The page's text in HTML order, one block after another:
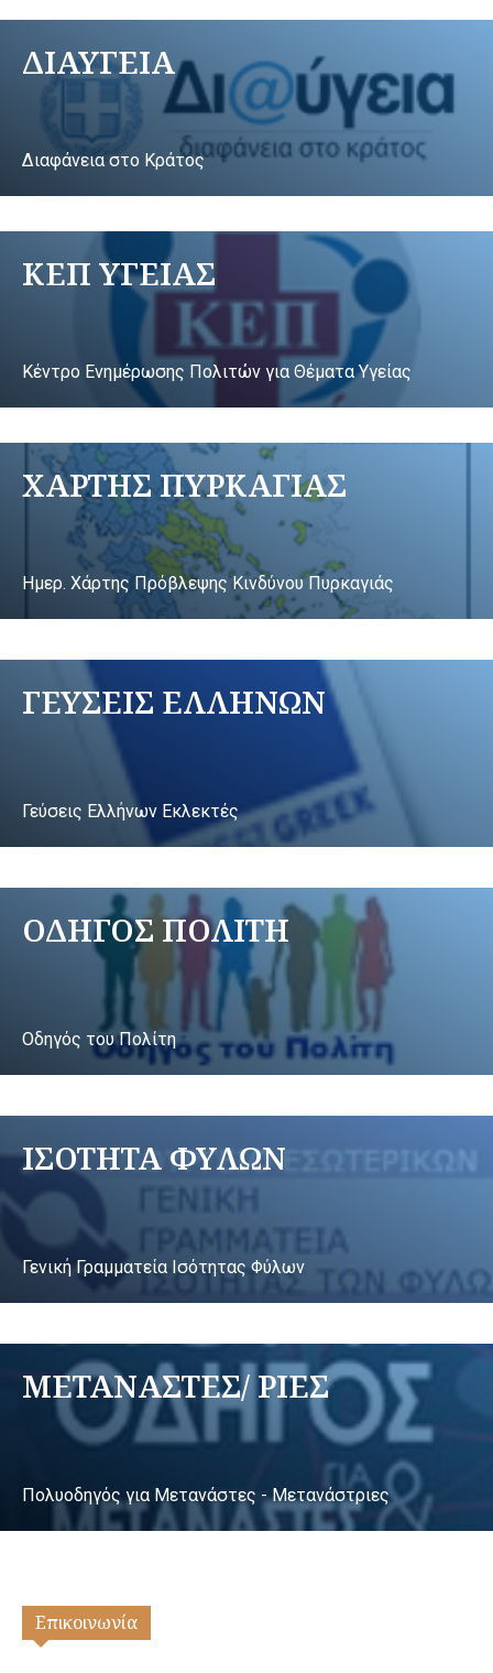
ΔΙΑΥΓΕΙΑ
Διαφάνεια στο Κράτος
ΚΕΠ ΥΓΕΙΑΣ
Κέντρο Ενημέρωσης Πολιτών για Θέματα Υγείας
ΧΑΡΤΗΣ ΠΥΡΚΑΓΙΑΣ
Ημερ. Χάρτης Πρόβλεψης Κινδύνου Πυρκαγιάς
ΓΕΥΣΕΙΣ ΕΛΛΗΝΩΝ
Γεύσεις Ελλήνων Εκλεκτές
ΟΔΗΓΟΣ ΠΟΛΙΤΗ
Οδηγός του Πολίτη
ΙΣΟΤΗΤΑ ΦΥΛΩΝ
Γενική Γραμματεία Ισότητας Φύλων
ΜΕΤΑΝΑΣΤΕΣ/ ΡΙΕΣ
Πολυοδηγός για Μετανάστες - Μετανάστριες
Επικοινωνία